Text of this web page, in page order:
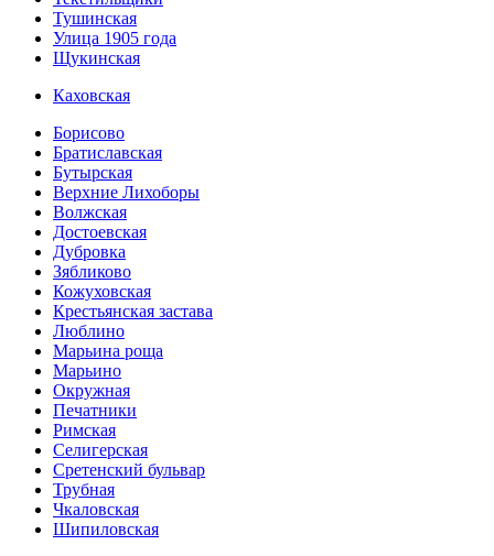
Тушинская
Улица 1905 года
Щукинская
Каховская
Борисово
Братиславская
Бутырская
Верхние Лихоборы
Волжская
Достоевская
Дубровка
Зябликово
Кожуховская
Крестьянская застава
Люблино
Марьина роща
Марьино
Окружная
Печатники
Римская
Селигерская
Сретенский бульвар
Трубная
Чкаловская
Шипиловская